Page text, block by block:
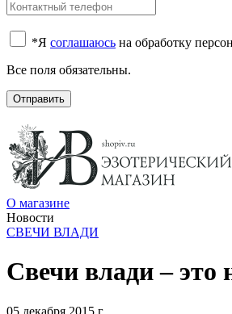
*Я соглашаюсь на обработку
Все поля обязательны.
Отправить
О магазине
Новости
СВЕЧИ ВЛАДИ
Свечи влади – это
05 декабря 2015 г.